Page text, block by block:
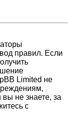
правил. Если
Limited не
не знаете, за
с